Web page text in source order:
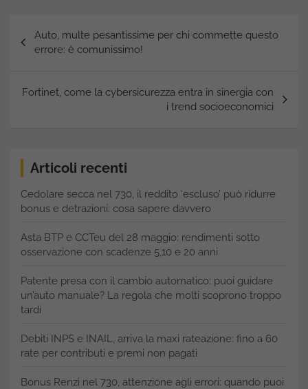
articoli
Auto, multe pesantissime per chi commette questo
errore: è comunissimo!
Fortinet, come la cybersicurezza entra in sinergia con
i trend socioeconomici
Articoli recenti
Cedolare secca nel 730, il reddito ‘escluso’ può ridurre
bonus e detrazioni: cosa sapere davvero
Asta BTP e CCTeu del 28 maggio: rendimenti sotto
osservazione con scadenze 5,10 e 20 anni
Patente presa con il cambio automatico: puoi guidare
un’auto manuale? La regola che molti scoprono troppo
tardi
Debiti INPS e INAIL, arriva la maxi rateazione: fino a 60
rate per contributi e premi non pagati
Bonus Renzi nel 730, attenzione agli errori: quando puoi